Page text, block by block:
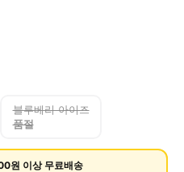
블루베리 아이즈
품절
원 이상 무료배송